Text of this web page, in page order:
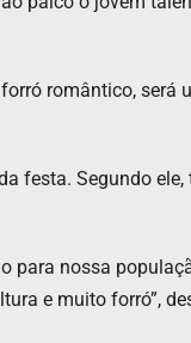
romântico,
festa. Segundo
para nossa
e muito forró”,